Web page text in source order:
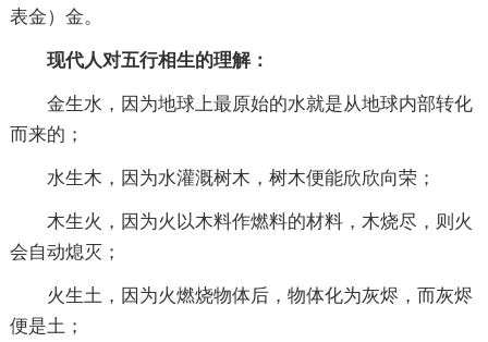
表金）金。
现代人对五行相生的理解：
金生水，因为地球上最原始的水就是从地球内部转化
而来的；
水生木，因为水灌溉树木，树木便能欣欣向荣；
木生火，因为火以木料作燃料的材料，木烧尽，则火
会自动熄灭；
火生土，因为火燃烧物体后，物体化为灰烬，而灰烬
便是土；